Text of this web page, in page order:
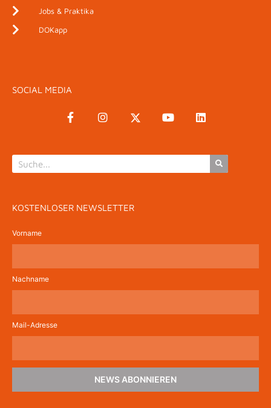
Jobs & Praktika
DOKapp
SOCIAL MEDIA
KOSTENLOSER NEWSLETTER
Vorname
Nachname
Mail-Adresse
NEWS ABONNIEREN